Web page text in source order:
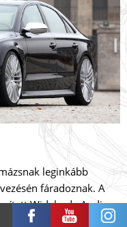
leginkább
fáradoznak. A
Widebody Audi
a